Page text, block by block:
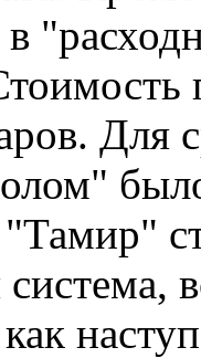
Для
"Тамир"